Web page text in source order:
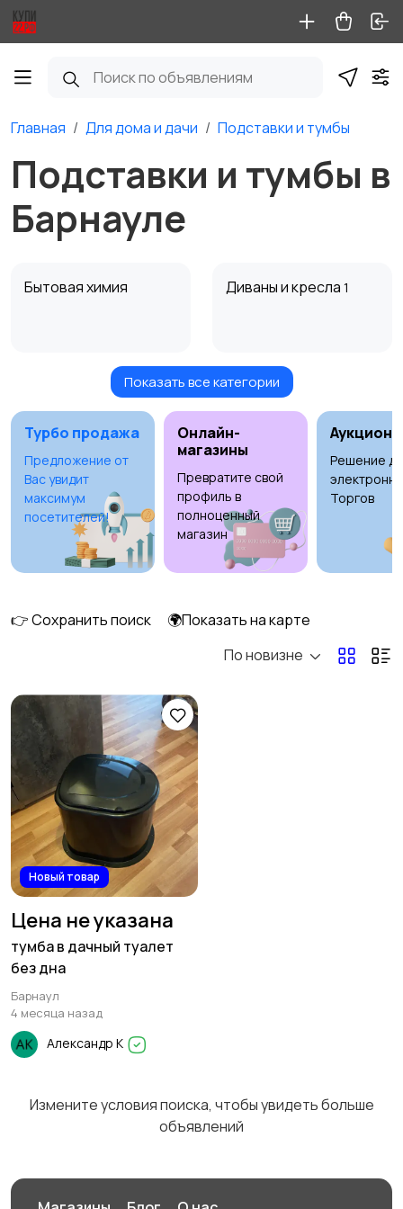
Главная Для дома и дачи Подставки и тумбы
Подставки и тумбы в
Барнауле
Бытовая химия Диваны и кресла 1
Кровати и матрасы Кухонные гарнитуры
Освещение
Оформление
интерьера
сигнализации
Посуда
Сад и огород
Шкафы и комоды
Показать все категории
Турбо продажа
Предложение от
Вас увидит
максимум
посетителей!
Онлайн-
магазины
Превратите свой
профиль в
полноценный
магазин
Аукционы
Решение
Торгов
👉 Сохранить поиск
🌍Показать на карте
По новизне
Новый товар
Цена не указана
тумба в дачный туалет
без дна
Барнаул
4 месяца назад
Александр К
Измените условия поиска, чтобы увидеть больше
объявлений